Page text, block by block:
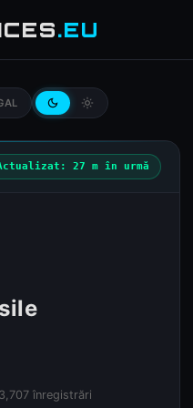
.EU
dark_mode light_mode
27 m în urmă
3,707 înregistrări